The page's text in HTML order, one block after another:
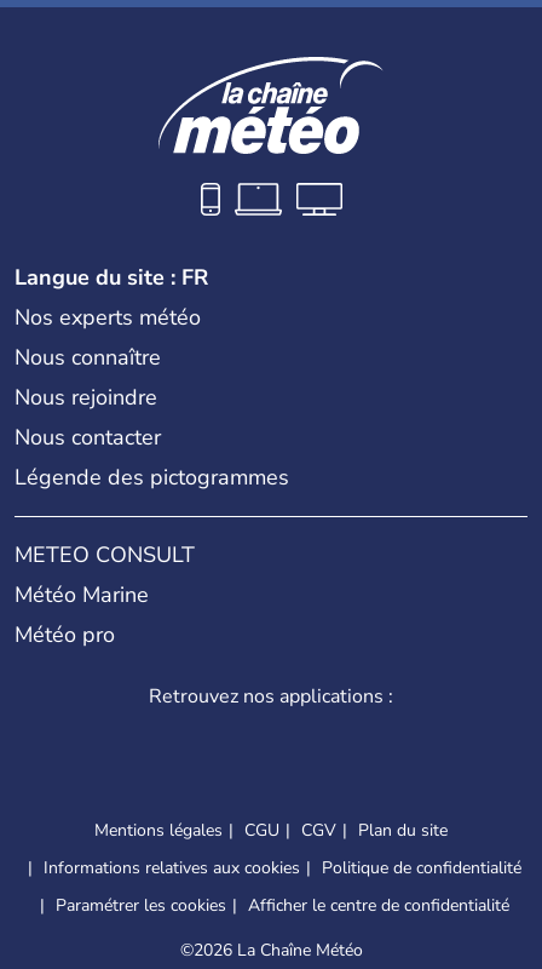
Langue du site : FR
Nos experts météo
Nous connaître
Nous rejoindre
Nous contacter
Légende des pictogrammes
METEO CONSULT
Météo Marine
Météo pro
Retrouvez nos applications :
Mentions légales CGU CGV
Plan du site
Informations relatives aux cookies
Politique de confidentialité
Paramétrer les cookies
Afficher le centre de confidentialité
©2026 La Chaîne Météo